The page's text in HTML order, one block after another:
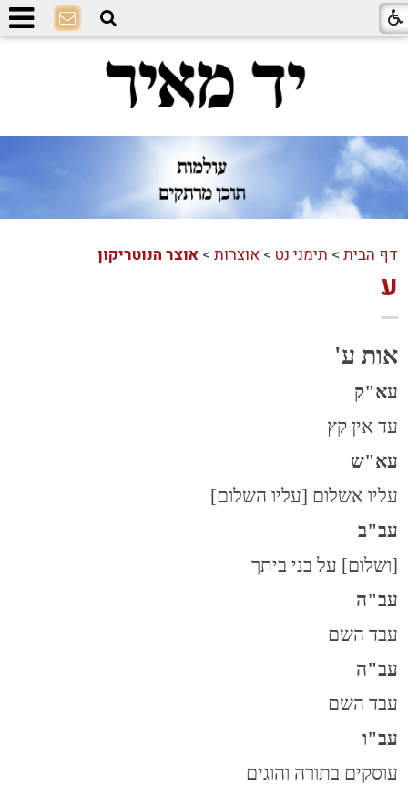
דף הבית > תימני נט >אוצרות >אוצר הנוטריקון
ע
אות ע'
עא"ק
עד אין קץ
עא"ש
עליו אשלום [עליו השלום]
עב"ב
[ושלום] על בני ביתך
עב"ה
עבד השם
עב"ה
עבד השם
עב"ו
עוסקים בתורה והוגים